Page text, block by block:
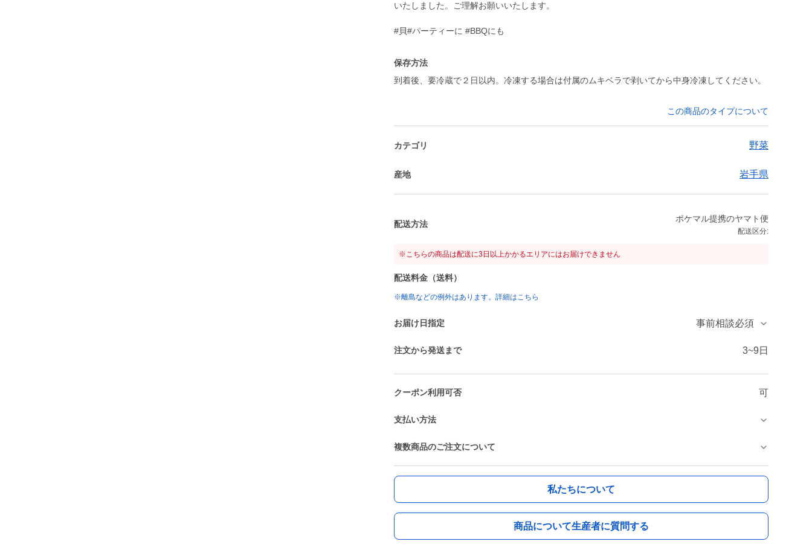
いたしました。ご理解お願いいたします。
#貝#パーティーに #BBQにも
保存方法
到着後、要冷蔵で２日以内。冷凍する場合は付属のムキベラで剥いてから中身冷凍してください。
この商品のタイプについて
カテゴリ 野菜
産地 岩手県
配送方法
ポケマル提携のヤマト便
配送区分:
※こちらの商品は配送に3日以上かかるエリアにはお届けできません
配送料金（送料）
※離島などの例外はあります。詳細はこちら
お届け日指定 事前相談必須
注文から発送まで 3~9日
クーポン利用可否 可
支払い方法
複数商品のご注文について
私たちについて
商品について生産者に質問する